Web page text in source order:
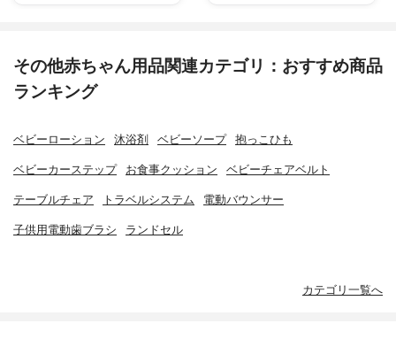
その他赤ちゃん用品関連カテゴリ：おすすめ商品
ランキング
ベビーローション 沐浴剤 ベビーソープ 抱っこひも
ベビーカーステップ お食事クッション ベビーチェアベルト
テーブルチェア トラベルシステム 電動バウンサー
子供用電動歯ブラシ ランドセル
カテゴリ一覧へ